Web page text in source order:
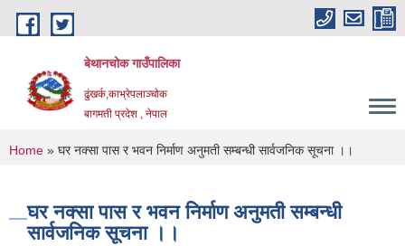
Skip to main content
बेथानचोक गाउँपालिका
ढुंखर्क,काभ्रेपलाञ्चाेक
बागमती प्रदेश , नेपाल
You are here
Home » घर नक्सा पास र भवन निर्माण अनुमती सम्बन्धी सार्वजनिक सूचना ।।
घर नक्सा पास र भवन निर्माण अनुमती सम्बन्धी
सार्वजनिक सूचना ।।